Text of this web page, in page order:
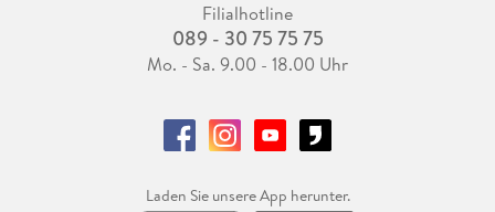
Filialhotline
089 - 30 75 75 75
Mo. - Sa. 9.00 - 18.00 Uhr
Laden Sie unsere App herunter.